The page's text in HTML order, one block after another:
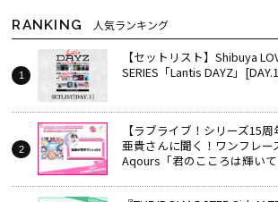
RANKING 人気ランキング
【セットリスト】Shibuya
SERIES「Lantis DAYZ」
【ラブライブ！シリーズ15
亜貴さんに聞く！ワンフレー
Aqours「君のこころは輝いて